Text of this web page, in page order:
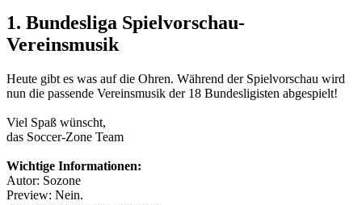
1. Bundesliga Spielvorschau-
Vereinsmusik
Heute gibt es was auf die Ohren. Während der Spielvorschau wird
nun die passende Vereinsmusik der 18 Bundesligisten abgespielt!
Viel Spaß wünscht,
das Soccer-Zone Team
Wichtige Informationen:
Autor: Sozone
Preview: Nein.